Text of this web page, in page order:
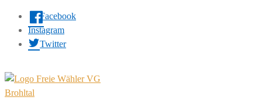
Facebook
Instagram
Twitter